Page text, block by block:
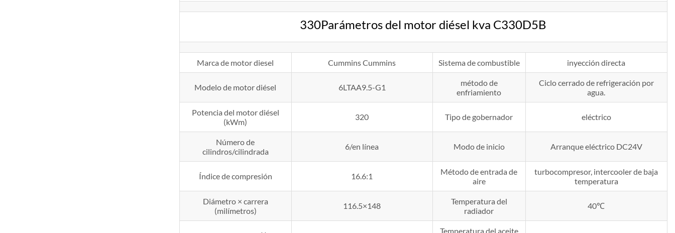
330Parámetros del motor diésel kva C330D5B
Marca de motor diesel Cummins Cummins Sistema de combustible inyección directa
Modelo de motor diésel 6LTAA9.5-G1
método de
enfriamiento
Ciclo cerrado de refrigeración por
agua.
Potencia del motor diésel
(kWm)
320 Tipo de gobernador eléctrico
Número de
cilindros/cilindrada
6/en línea Modo de inicio Arranque eléctrico DC24V
Índice de compresión 16.6:1
Método de entrada de
aire
turbocompresor, intercooler de baja
temperatura
Diámetro × carrera
(milímetros)
116.5×148
Temperatura del
radiador
40℃
Temperatura del aceite